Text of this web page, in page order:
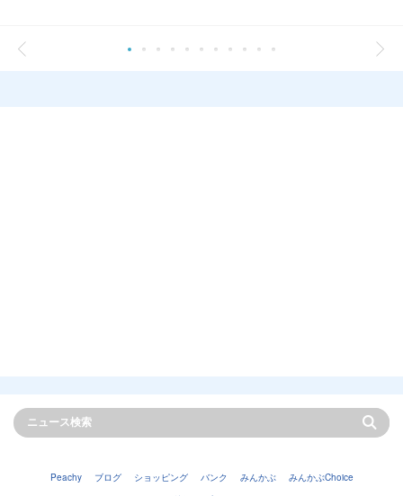
Peachy ブログ ショッピング バンク みんかぶ
みんかぶChoice